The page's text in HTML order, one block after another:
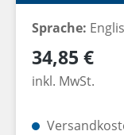
Sprache:
Regulärer Preis:
34,85 €
inkl. MwSt.